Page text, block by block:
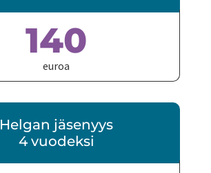
140
euroa
Helgan jäsenyys
4 vuodeksi